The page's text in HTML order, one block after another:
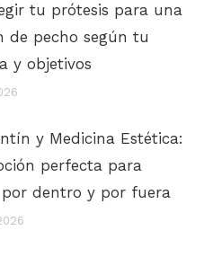
tu prótesis para una
de pecho según tu
y objetivos
y Medicina Estética:
perfecta para
dentro y por fuera